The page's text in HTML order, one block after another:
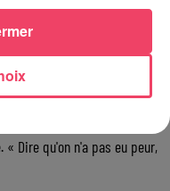
blanche : l'agresseur
« Dire qu'on n'a pas eu peur,